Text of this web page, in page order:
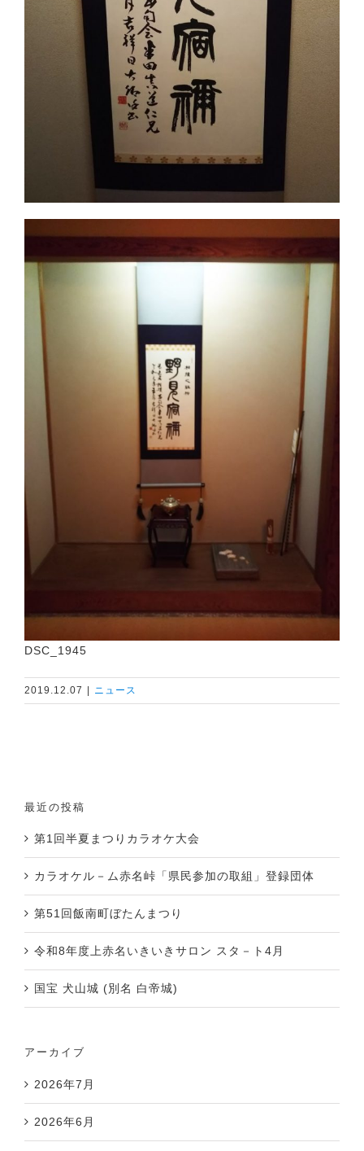
DSC_1945
2019.12.07 | ニュース
最近の投稿
第1回半夏まつりカラオケ大会
カラオケル－ム赤名峠「県民参加の取組」登録団体
第51回飯南町ぼたんまつり
令和8年度上赤名いきいきサロン スタ－ト4月
国宝 犬山城 (別名 白帝城)
アーカイブ
2026年7月
2026年6月